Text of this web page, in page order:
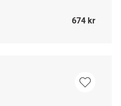
674 kr